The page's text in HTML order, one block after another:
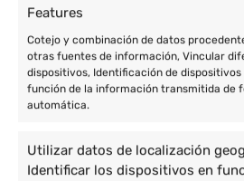
Features
Cotejo y combinación de datos
otras fuentes de información, Vincular
dispositivos, Identificación de dispositivos
función de la información transmitida de
automática.
Utilizar datos de localización
Identificar los dispositivos en